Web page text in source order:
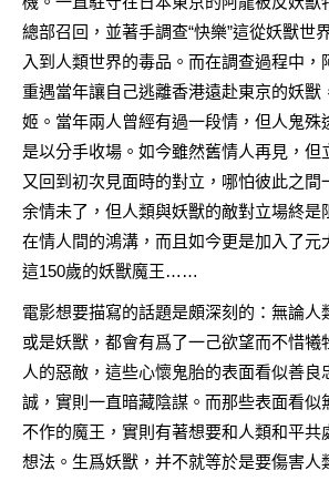
總部召回，並著手調查“快樂”這從妖獸世
入到人類世界的毒品。而在調查過程中，
重遇當年讓自己逃離香港遠赴東京的妖獸
姬。當年兩人曾經有過一段情，但人鬼殊
是以分手收場。如今雖然舊情人再見，但
又回到初次見面時的對立，哪怕彼此之間
余情未了，但人類與妖獸的敵對立場終是
在情人間的鴻溝，而且如今更是加入了元
這150歲的妖獸魔王……
電影想要描寫的話題是頗深刻的：無論人
或是妖獸，都會有爲了一己欲望而不惜犧
人的惡敵，這些心懷鬼胎的表面看似善良
誠，實則一直暗藏陰謀。而那些表面看似
不作的魔王，實則有著想要和人類和平共
想法。生爲妖獸，并不就等於是要傷害人